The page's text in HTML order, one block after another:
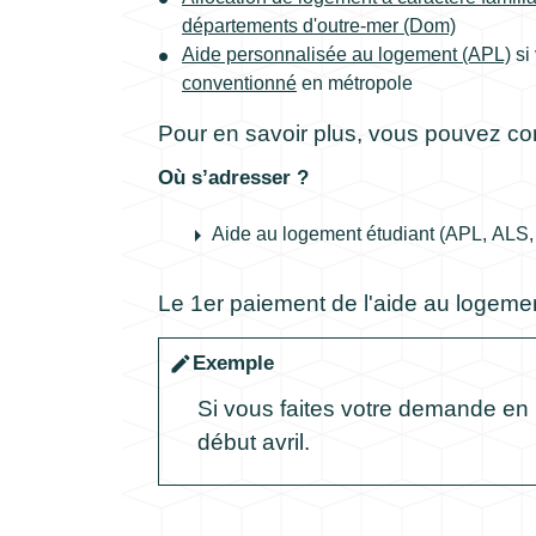
départements d'outre-mer (Dom)
Aide personnalisée au logement (APL) si
conventionné en métropole
Pour en savoir plus, vous pouvez
Où s’adresser ?
arrow_right Aide au logement étudiant (APL,
Le 1er paiement de l'aide au
editExemple
Si vous faites votre demande
début avril.